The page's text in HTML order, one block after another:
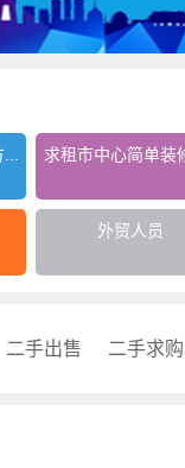
求租市中心简单装
外贸人员
二手出售 二手求购